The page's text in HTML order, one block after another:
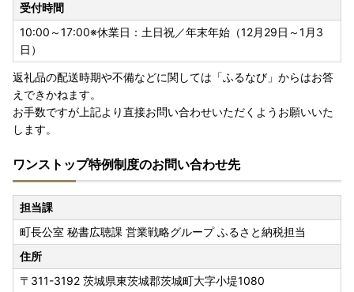
受付時間
10:00～17:00※休業日：土日祝／年末年始（12月29日～1月3
日）
返礼品の配送時期や不備などに関しては「ふるなび」からはお答
えできかねます。
お手数ですが上記より直接お問い合わせいただくようお願いいた
します。
ワンストップ特例制度のお問い合わせ先
担当課
町長公室 秘書広聴課 営業戦略グループ ふるさと納税担当
住所
〒311-3192 茨城県東茨城郡茨城町大字小堤1080